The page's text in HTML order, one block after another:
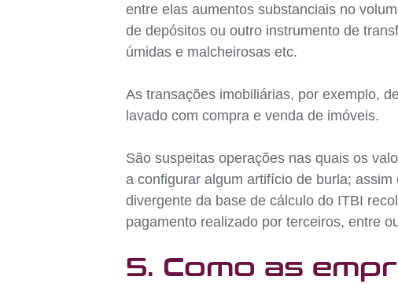
entre elas aumentos substanciais no
de depósitos ou outro instrumento de
úmidas e malcheirosas etc.
As transações imobiliárias, por exemplo,
lavado com compra e venda de imóveis.
São suspeitas operações nas quais os
a configurar algum artifício de burla;
divergente da base de cálculo do ITBI
pagamento realizado por terceiros, entre
5. Como as